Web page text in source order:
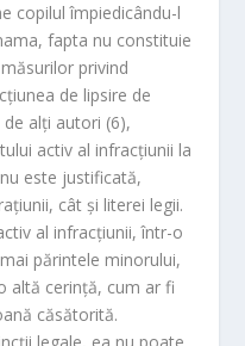
copilul împiedicându-l
fapta nu constituie
privind
de lipsire de
alţi autori (6),
activ al infracţiunii la
este justificată,
cât şi literei legii.
al infracţiunii, într-o
părintele minorului,
altă cerinţă, cum ar fi
căsătorită.